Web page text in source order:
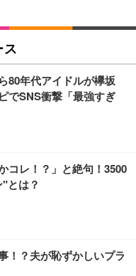
ア／デスクチェア メッシ
い ブラック
スクチェア 疲れない テレ
レスト 30度ロッキング機
ト 90度跳ね上げ式アーム
ンガー付き 高反発クッシ
ェア (ブラック)
スクチェア 疲れない テレ
スト 30度ロッキング機
ト 90度跳ね上げ式アーム
ェア (ホワイト)
アムモニター | FlexScan
モニター DualSense 充電
27インチ 液晶モニタ
VA 非光沢 HDMI/DisplayP
さ調整 スイベル VESA対
シーツ 厚型 ワイド 42枚
面:ライトブルー)
ムツ L 中型犬用 26枚入
シック) 【Amazon.co.jp
スオーヤマ ペットシーツ
入 (x 1) (ケース販売)
80年代アイドルが欅坂
でSNS衝撃「最強すぎ
コレ！？」と絶句！3500
とは？
！？夫が恥ずかしいプラ